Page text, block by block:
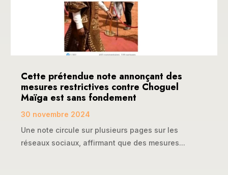
Cette prétendue note annonçant des
mesures restrictives contre Choguel
Maïga est sans fondement
30 novembre 2024
Une note circule sur plusieurs pages sur les
réseaux sociaux, affirmant que des mesures...